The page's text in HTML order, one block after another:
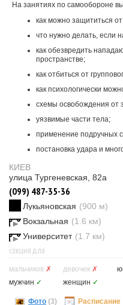
На занятиях по самообороне
как можно защититься
что нужно делать, если
как обезвредить
пространстве;
как отбиться от
как психологически
схемы освобождения от
уязвимые части тела;
применение подручных
постановка удара и
КИЕВ
улица Тургеневская, 82а
(099) 487-35-36
Лукьяновская (900 м)
Вокзальная (1.6 км)
Университет (1.7 км)
СЕКЦИЯ ДЛЯ
мальчиков ✗ девочек ✗
мужчин ✓ женщин ✓
Фото (3) Расписание